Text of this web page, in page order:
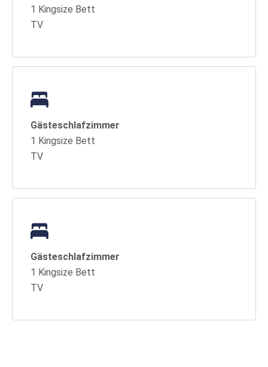
1 Kingsize Bett
TV
Gästeschlafzimmer
1 Kingsize Bett
TV
Gästeschlafzimmer
1 Kingsize Bett
TV